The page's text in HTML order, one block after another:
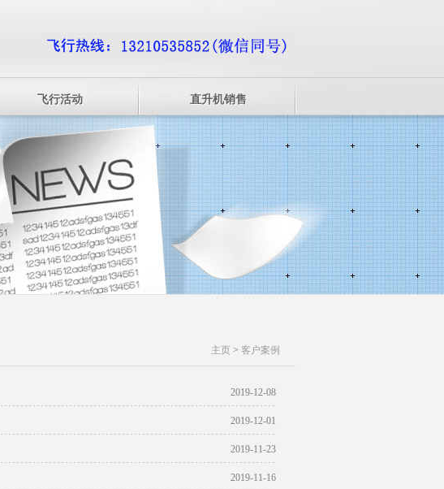
飞行活动 直升机销售
主页 > 客户案例
2019-12-08
2019-12-01
2019-11-23
2019-11-16